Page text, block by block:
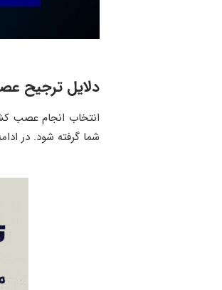
دلایل ترجیح
انتخاب انجام عصب
شما گرفته شود. در